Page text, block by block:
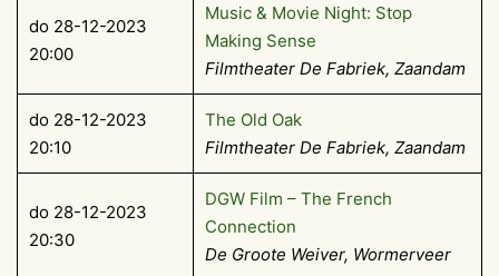
do 28-12-2023
20:00
Music & Movie Night: Stop
Making Sense
Filmtheater De Fabriek, Zaandam
do 28-12-2023
20:10
The Old Oak
Filmtheater De Fabriek, Zaandam
do 28-12-2023
20:30
DGW Film – The French
Connection
De Groote Weiver, Wormerveer